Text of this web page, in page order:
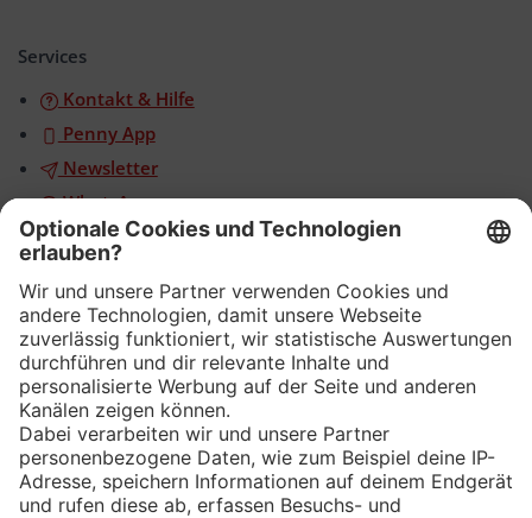
Services
Kontakt & Hilfe
Penny App
Newsletter
WhatsApp
App